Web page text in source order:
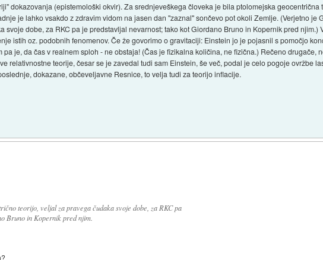
dokazovanja (epistemološki okvir). Za srednjeveškega človeka je bila ptolomejska geocentrična
je lahko vsakdo z zdravim vidom na jasen dan "zaznal" sončevo pot okoli Zemlje. (Verjetno je
svoje dobe, za RKC pa je predstavljal nevarnost; tako kot Giordano Bruno in Kopernik pred njim.)
istih oz. podobnih fenomenov. Če že govorimo o gravitaciji: Einstein jo je pojasnil s pomočjo
je, da čas v realnem sploh - ne obstaja! (Čas je fizikalna količina, ne fizična.) Rečeno drugače,
relativnostne teorije, česar se je zavedal tudi sam Einstein, še več, podal je celo pogoje ovržbe
dokazane, občeveljavne Resnice, to velja tudi za teorijo inflacije.
teorijo, veljal za pravega čudaka svoje dobe, za RKC pa
Bruno in Kopernik pred njim.